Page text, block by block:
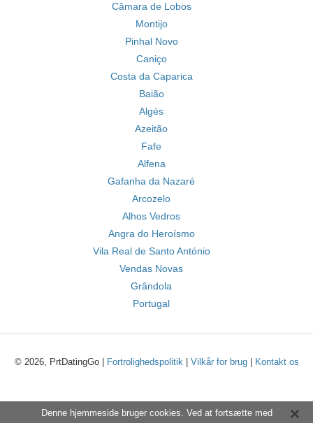
Câmara de Lobos
Montijo
Pinhal Novo
Caniço
Costa da Caparica
Baião
Algés
Azeitão
Fafe
Alfena
Gafanha da Nazaré
Arcozelo
Alhos Vedros
Angra do Heroísmo
Vila Real de Santo António
Vendas Novas
Grândola
Portugal
© 2026, PrtDatingGo | Fortrolighedspolitik| Vilkår for brug| Kontakt os
Denne hjemmeside bruger cookies. Ved at fortsætte med